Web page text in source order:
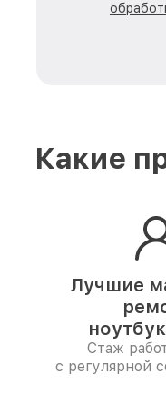
Какие
Лучшие
Стаж
с регулярной